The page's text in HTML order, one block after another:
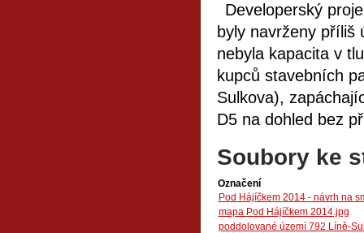
Developerský
byly navrženy příliš
nebyla kapacita v
kupců stavebních
Sulkova),
D5 na dohled bez
Soubory ke
Označení
Pod Hájíčkem 2014 - návrh na
mapa Pod Hájíčkem 2014.jpg
poddolované území 792 Líně-